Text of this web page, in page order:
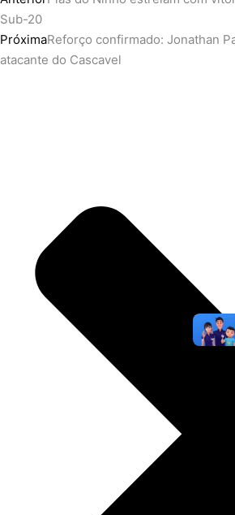
Sub-20
PróximaReforço confirmado: Jonathan
atacante do Cascavel